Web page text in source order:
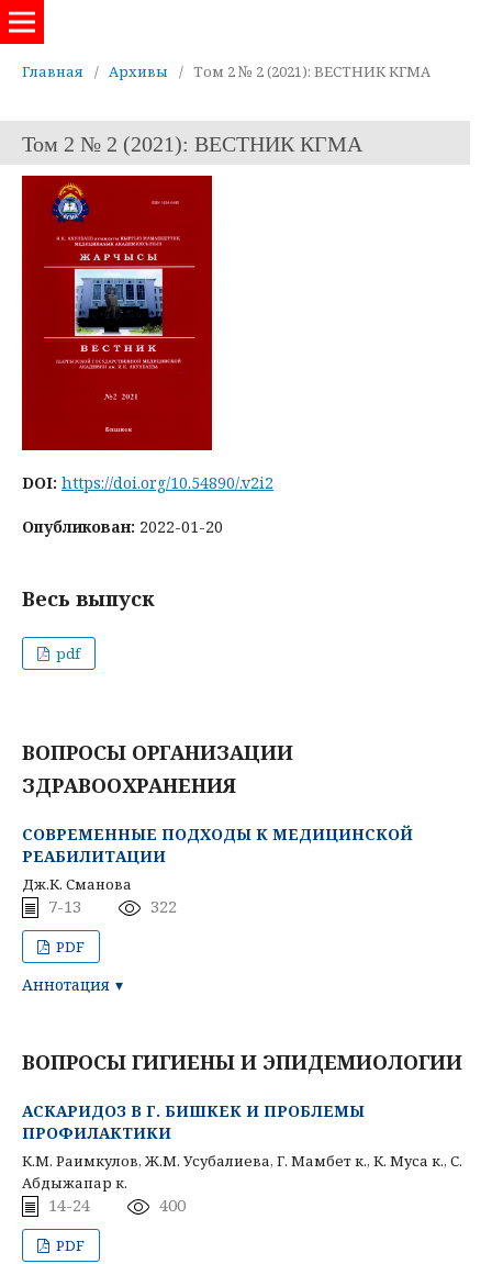
Главная / Архивы / Том 2 № 2 (2021): ВЕСТНИК КГМА
Том 2 № 2 (2021): ВЕСТНИК КГМА
DOI: https://doi.org/10.54890/.v2i2
Опубликован: 2022-01-20
Весь выпуск
pdf
ВОПРОСЫ ОРГАНИЗАЦИИ
ЗДРАВООХРАНЕНИЯ
СОВРЕМЕННЫЕ ПОДХОДЫ К МЕДИЦИНСКОЙ
РЕАБИЛИТАЦИИ
Дж.К. Сманова
7-13 322
PDF
Аннотация
ВОПРОСЫ ГИГИЕНЫ И ЭПИДЕМИОЛОГИИ
АСКАРИДОЗ В Г. БИШКЕК И ПРОБЛЕМЫ
ПРОФИЛАКТИКИ
К.М. Раимкулов, Ж.М. Усубалиева, Г. Мамбет к., К. Муса к., С.
Абдыжапар к.
14-24 400
PDF